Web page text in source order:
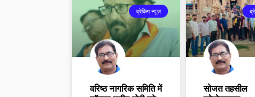
ब्रेकिंग न्यूज़
वरिष्ठ नागरिक समिति में
सोजत तहसील